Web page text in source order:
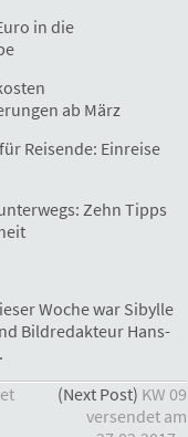
in die
ab März
Reisende: Einreise
Zehn Tipps
Woche war Sibylle
Bildredakteur Hans-
(Next Post) KW 09
versendet am